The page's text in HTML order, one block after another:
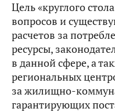
Цель «круглого
вопросов и
расчетов за
ресурсы,
в данной сфере, а
региональных
за жилищно-
гарантирующих